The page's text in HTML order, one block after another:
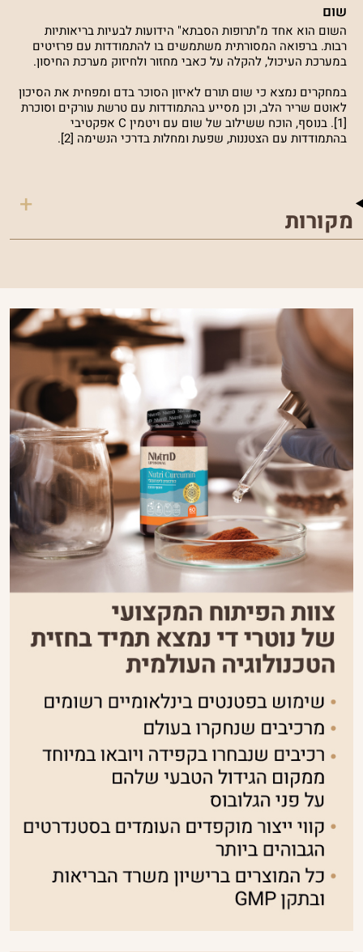
שום
השום הוא אחד מ"תרופות הסבתא" הידועות לבעיות בריאותיות
רבות. ברפואה המסורתית משתמשים בו להתמודדות עם פרזיטים
במערכת העיכול, להקלה על כאבי מחזור ולחיזוק מערכת החיסון.
במחקרים נמצא כי שום תורם לאיזון הסוכר בדם ומפחית את הסיכון
לאוטם שריר הלב, וכן מסייע בהתמודדות עם טרשת עורקים וסוכרת
[1]. בנוסף, הוכח ששילוב של שום עם ויטמין C אפקטיבי
בהתמודדות עם הצטננות, שפעת ומחלות בדרכי הנשימה [2].
מקורות